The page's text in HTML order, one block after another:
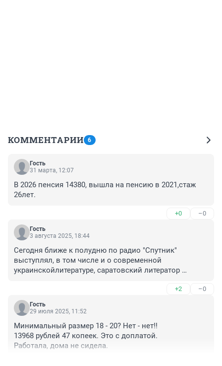
КОММЕНТАРИИ 6
Гость
31 марта, 12:07
В 2026 пенсия 14380, вышла на пенсию в 2021,стаж
26лет.
+0 –0
Гость
3 августа 2025, 18:44
Сегодня ближе к полудню по радио "Спутник"
выступлял, в том числе и о современной
украинскойлитературе, саратовский литератор
что умно, со знанием дела... Прямо-таки не узнать
его! Наверное, история с мощным избиением
прежней жены таки подействовала на него
творчество тоже...
+2 –0
Гость
29 июля 2025, 11:52
Минимальный размер 18 - 20? Нет - нет!!
13968 рублей 47 копеек. Это с доплатой.
Работала, дома не сидела.